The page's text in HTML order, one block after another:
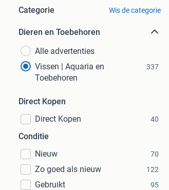
Categorie Wis de categorie
Dieren en Toebehoren
Alle advertenties
Vissen | Aquaria en
Toebehoren
337
Direct Kopen
Direct Kopen
40
Conditie
Nieuw
70
Zo goed als nieuw 122
Gebruikt 95